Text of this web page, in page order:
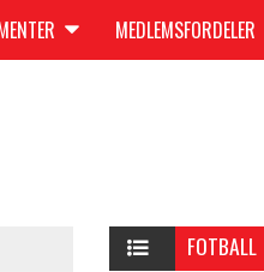
MEDLEMSFORDELER
FOTBALL